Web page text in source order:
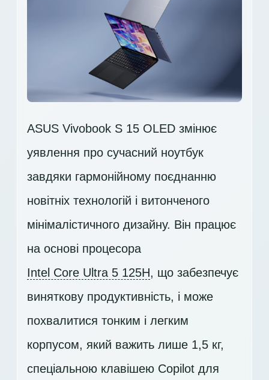
ASUS Vivobook S 15 OLED змінює
уявлення про сучасний ноутбук
завдяки гармонійному поєднанню
новітніх технологій і витонченого
мінімалістичного дизайну. Він працює
на основі процесора
Intel Core Ultra 5 125H, що забезпечує
виняткову продуктивність, і може
похвалитися тонким і легким
корпусом, який важить лише 1,5 кг,
спеціальною клавішею Copilot для